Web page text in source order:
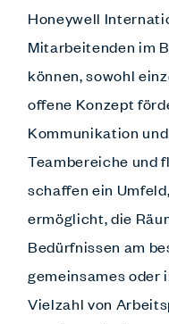
Honeywell
Mitarbeitenden im
können, sowohl
offene Konzept
Kommunikation
Teambereiche und
schaffen ein
ermöglicht, die
Bedürfnissen am
gemeinsames oder
Vielzahl von